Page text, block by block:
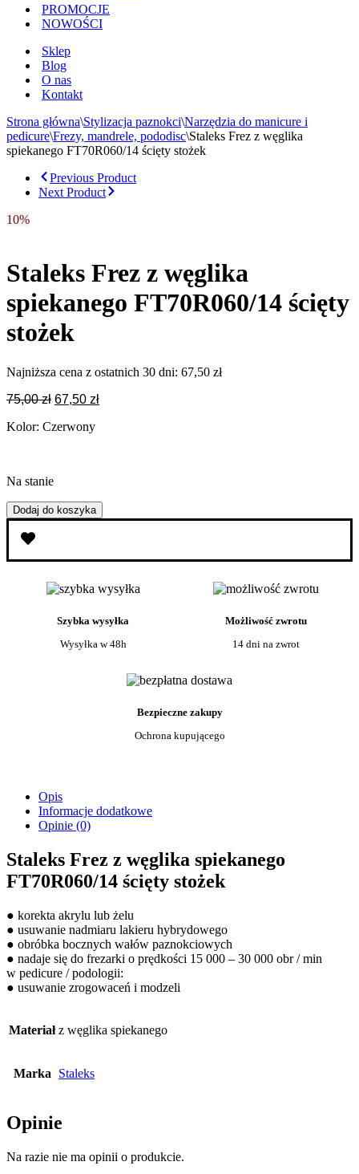
PROMOCJE
NOWOŚCI
Sklep
Blog
O nas
Kontakt
Strona główna\Stylizacja paznokci\Narzędzia do manicure i
pedicure\Frezy, mandrele, pododisc\Staleks Frez z węglika
spiekanego FT70R060/14 ścięty stożek
Previous Product
Next Product
10%
Staleks Frez z węglika
spiekanego FT70R060/14 ścięty
stożek
Najniższa cena z ostatnich 30 dni: 67,50 zł
75,00zł Pierwotna
wynosiła:
67,50 złAktualna
Kolor: Czerwony
Na stanie
ilość
Staleks
Frez
węglika
spiekanego
FT70R060/14
Dodaj do koszyka
Szybka wysyłka
Wysyłka w 48h
Możliwość zwrotu
14 dni na zwrot
Bezpieczne zakupy
Ochrona kupującego
Opis
Informacje dodatkowe
Opinie (0)
Staleks Frez z węglika spiekanego
FT70R060/14 ścięty stożek
● korekta akrylu lub żelu
● usuwanie nadmiaru lakieru hybrydowego
● obróbka bocznych wałów paznokciowych
● nadaje się do frezarki o prędkości 15 000 – 30 000 obr / min
w pedicure / podologii:
● usuwanie zrogowaceń i modzeli
Materiał z węglika spiekanego
Marka Staleks
Opinie
Na razie nie ma opinii o produkcie.